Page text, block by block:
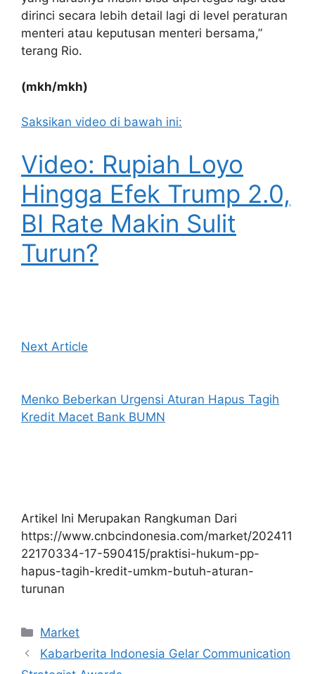
dirinci secara lebih detail lagi di level peraturan
menteri atau keputusan menteri bersama,”
terang Rio.
(mkh/mkh)
Saksikan video di bawah ini:
Video: Rupiah Loyo
Hingga Efek Trump 2.0,
BI Rate Makin Sulit
Turun?
Next Article
Menko Beberkan Urgensi Aturan Hapus Tagih
Kredit Macet Bank BUMN
Artikel Ini Merupakan Rangkuman Dari
https://www.cnbcindonesia.com/market/202411
22170334-17-590415/praktisi-hukum-pp-
hapus-tagih-kredit-umkm-butuh-aturan-
turunan
Kategori
Market
Kabarberita Indonesia Gelar Communication